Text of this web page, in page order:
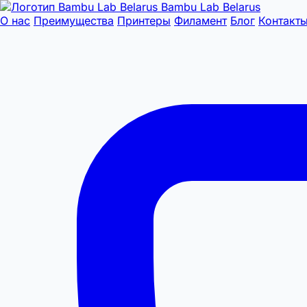
Bambu Lab Belarus
О нас Преимущества Принтеры Филамент Блог